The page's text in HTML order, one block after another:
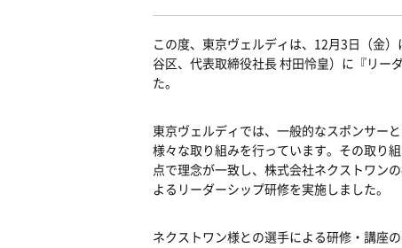
この度、東京ヴェルディは、12月3日（金
谷区、代表取締役社長 村田怜皇）に『リー
た。
東京ヴェルディでは、一般的なスポンサー
様々な取り組みを行っています。その取り
点で理念が一致し、株式会社ネクストワン
よるリーダーシップ研修を実施しました。
ネクストワン様との選手による研修・講座